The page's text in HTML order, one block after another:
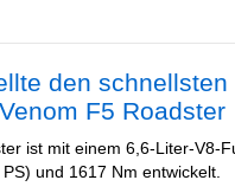
den
F5 Roadster
ist mit einem 6,6-Liter-V8-
und 1617 Nm entwickelt.